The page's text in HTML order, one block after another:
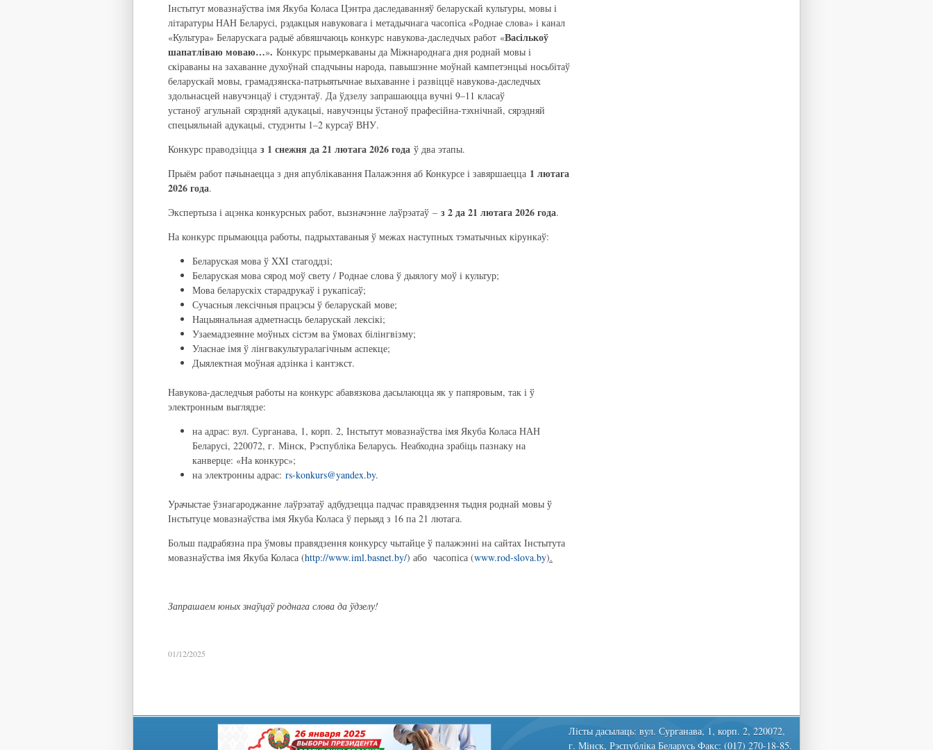
Інстытут мовазнаўства імя Якуба Коласа Цэнтра даследаванняў беларускай культуры, мовы і
літаратуры НАН Беларусі, рэдакцыя навуковага і метадычнага часопіса «Роднае слова» і канал
«Культура» Беларускага радыё абвяшчаюць конкурс навукова-даследчых работ «Васількоў
шапатліваю моваю…». Конкурс прымеркаваны да Міжнароднага дня роднай мовы і
скіраваны на захаванне духоўнай спадчыны народа, павышэнне моўнай кампетэнцыі носьбітаў
беларускай мовы, грамадзянска-патрыятычнае выхаванне і развіццё навукова-даследчых
здольнасцей навучэнцаў і студэнтаў. Да ўдзелу запрашаюцца вучні 9–11 класаў
устаноў агульнай сярэдняй адукацыі, навучэнцы ўстаноў прафесійна-тэхнічнай, сярэдняй
спецыяльнай адукацыі, студэнты 1–2 курсаў ВНУ.
Конкурс праводзіцца з 1 снежня да 21 лютага 2026 года ў два этапы.
Прыём работ пачынаецца з дня апублікавання Палажэння аб Конкурсе і завяршаецца 1 лютага
2026 года.
Экспертыза і ацэнка конкурсных работ, вызначэнне лаўрэатаў – з 2 да 21 лютага 2026 года.
На конкурс прымаюцца работы, падрыхтаваныя ў межах наступных тэматычных кірункаў:
Беларуская мова ў XXI стагоддзі;
Беларуская мова сярод моў свету / Роднае слова ў дыялогу моў і культур;
Мова беларускіх старадрукаў і рукапісаў;
Сучасныя лексічныя працэсы ў беларускай мове;
Нацыянальная адметнасць беларускай лексікі;
Узаемадзеянне моўных сістэм ва ўмовах білінгвізму;
Уласнае імя ў лінгвакультуралагічным аспекце;
Дыялектная моўная адзінка і кантэкст.
Навукова-даследчыя работы на конкурс абавязкова дасылаюцца як у папяровым, так і ў
электронным выглядзе:
на адрас: вул. Сурганава, 1, корп. 2, Інстытут мовазнаўства імя Якуба Коласа НАН
Беларусі, 220072, г. Мінск, Рэспубліка Беларусь. Неабходна зрабіць пазнаку на
канверце: «На конкурс»;
на электронны адрас: rs-konkurs@yandex.by.
Урачыстае ўзнагароджанне лаўрэатаў адбудзецца падчас правядзення тыдня роднай мовы ў
Інстытуце мовазнаўства імя Якуба Коласа ў перыяд з 16 па 21 лютага.
Больш падрабязна пра ўмовы правядзення конкурсу чытайце ў палажэнні на сайтах Інстытута
мовазнаўства імя Якуба Коласа (http://www.iml.basnet.by/) або часопіса (www.rod-slova.by).
Запрашаем юных знаўцаў роднага слова да ўдзелу!
01/12/2025
Лiсты дасылаць: вул. Сурганава, 1, корп. 2, 220072,
г. Мінск, Рэспубліка Беларусь Факс: (017) 270-18-85.